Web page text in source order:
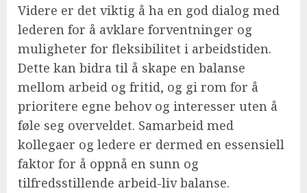
Videre er det viktig å ha en god dialog med
lederen for å avklare forventninger og
muligheter for fleksibilitet i arbeidstiden.
Dette kan bidra til å skape en balanse
mellom arbeid og fritid, og gi rom for å
prioritere egne behov og interesser uten å
føle seg overveldet. Samarbeid med
kollegaer og ledere er dermed en essensiell
faktor for å oppnå en sunn og
tilfredsstillende arbeid-liv balanse.